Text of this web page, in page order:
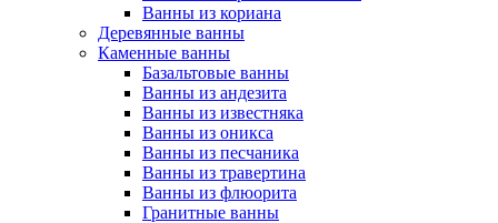
Ванны из кориана
Деревянные ванны
Каменные ванны
Базальтовые ванны
Ванны из андезита
Ванны из известняка
Ванны из оникса
Ванны из песчаника
Ванны из травертина
Ванны из флюорита
Гранитные ванны